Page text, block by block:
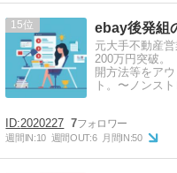
15 ebay後発組
元大手不動産
200万円突破。
開方法等をア
ト。〜ノンス
2020227 7
週間IN:10 週間OUT:6 月間IN:50